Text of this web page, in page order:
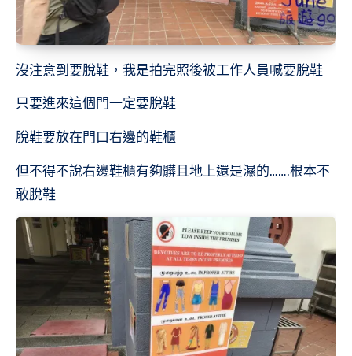
沒注意到要脫鞋，我是拍完照後被工作人員喊要脫鞋
只要進來這個門一定要脫鞋
脫鞋要放在門口右邊的鞋櫃
但不得不說右邊鞋櫃有夠髒且地上還是濕的…….根本不
敢脫鞋